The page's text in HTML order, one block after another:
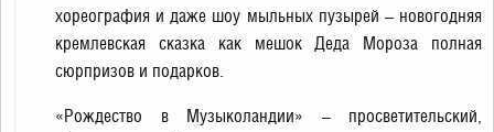
хореография и даже шоу мыльных пузырей – новогодняя
кремлевская сказка как мешок Деда Мороза полная
сюрпризов и подарков.
«Рождество в Музыколандии» – просветительский,